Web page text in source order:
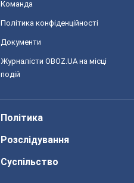
Команда
Політика конфіденційності
Документи
Журналісти OBOZ.UA на місці
подій
Політика
Розслідування
Суспільство